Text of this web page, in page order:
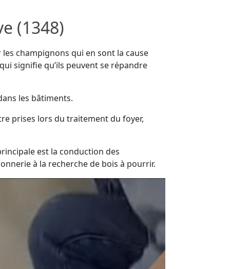
(1348)
champignons qui en sont la cause
signifie qu’ils peuvent se répandre
les bâtiments.
prises lors du traitement du foyer,
est la conduction des
à la recherche de bois à pourrir.